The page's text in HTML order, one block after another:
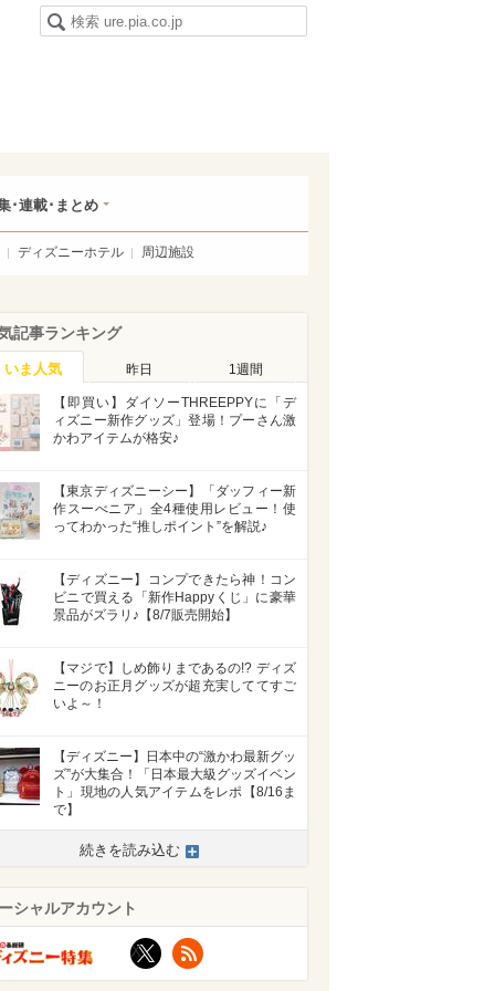
･連載･まとめ
ディズニーホテル 周辺施設
記事ランキング
いま人気 昨日 1週間
【即買い】ダイソーTHREEPPYに「デ
ィズニー新作グッズ」登場！プーさん激
かわアイテムが格安♪
【東京ディズニーシー】「ダッフィー新
作スーべニア」全4種使用レビュー！使
ってわかった“推しポイント”を解説♪
【ディズニー】コンプできたら神！コン
ビニで買える「新作Happyくじ」に豪華
景品がズラリ♪【8/7販売開始】
【マジで】しめ飾りまであるの!? ディズ
ニーのお正月グッズが超充実しててすご
いよ～！
【ディズニー】日本中の“激かわ最新グッ
ズ”が大集合！「日本最大級グッズイベン
ト」現地の人気アイテムをレポ【8/16ま
で】
続きを読み込む
シャルアカウント
X